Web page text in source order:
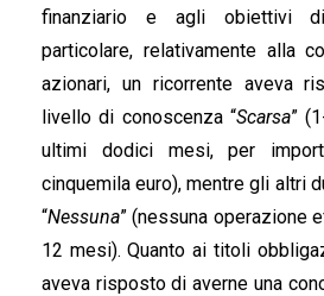
finanziario e agli obiettivi
particolare, relativamente alla
azionari, un ricorrente aveva
livello di conoscenza “Scarsa”
ultimi dodici mesi, per
cinquemila euro), mentre gli altri
“Nessuna” (nessuna operazione
12 mesi). Quanto ai titoli
aveva risposto di averne una